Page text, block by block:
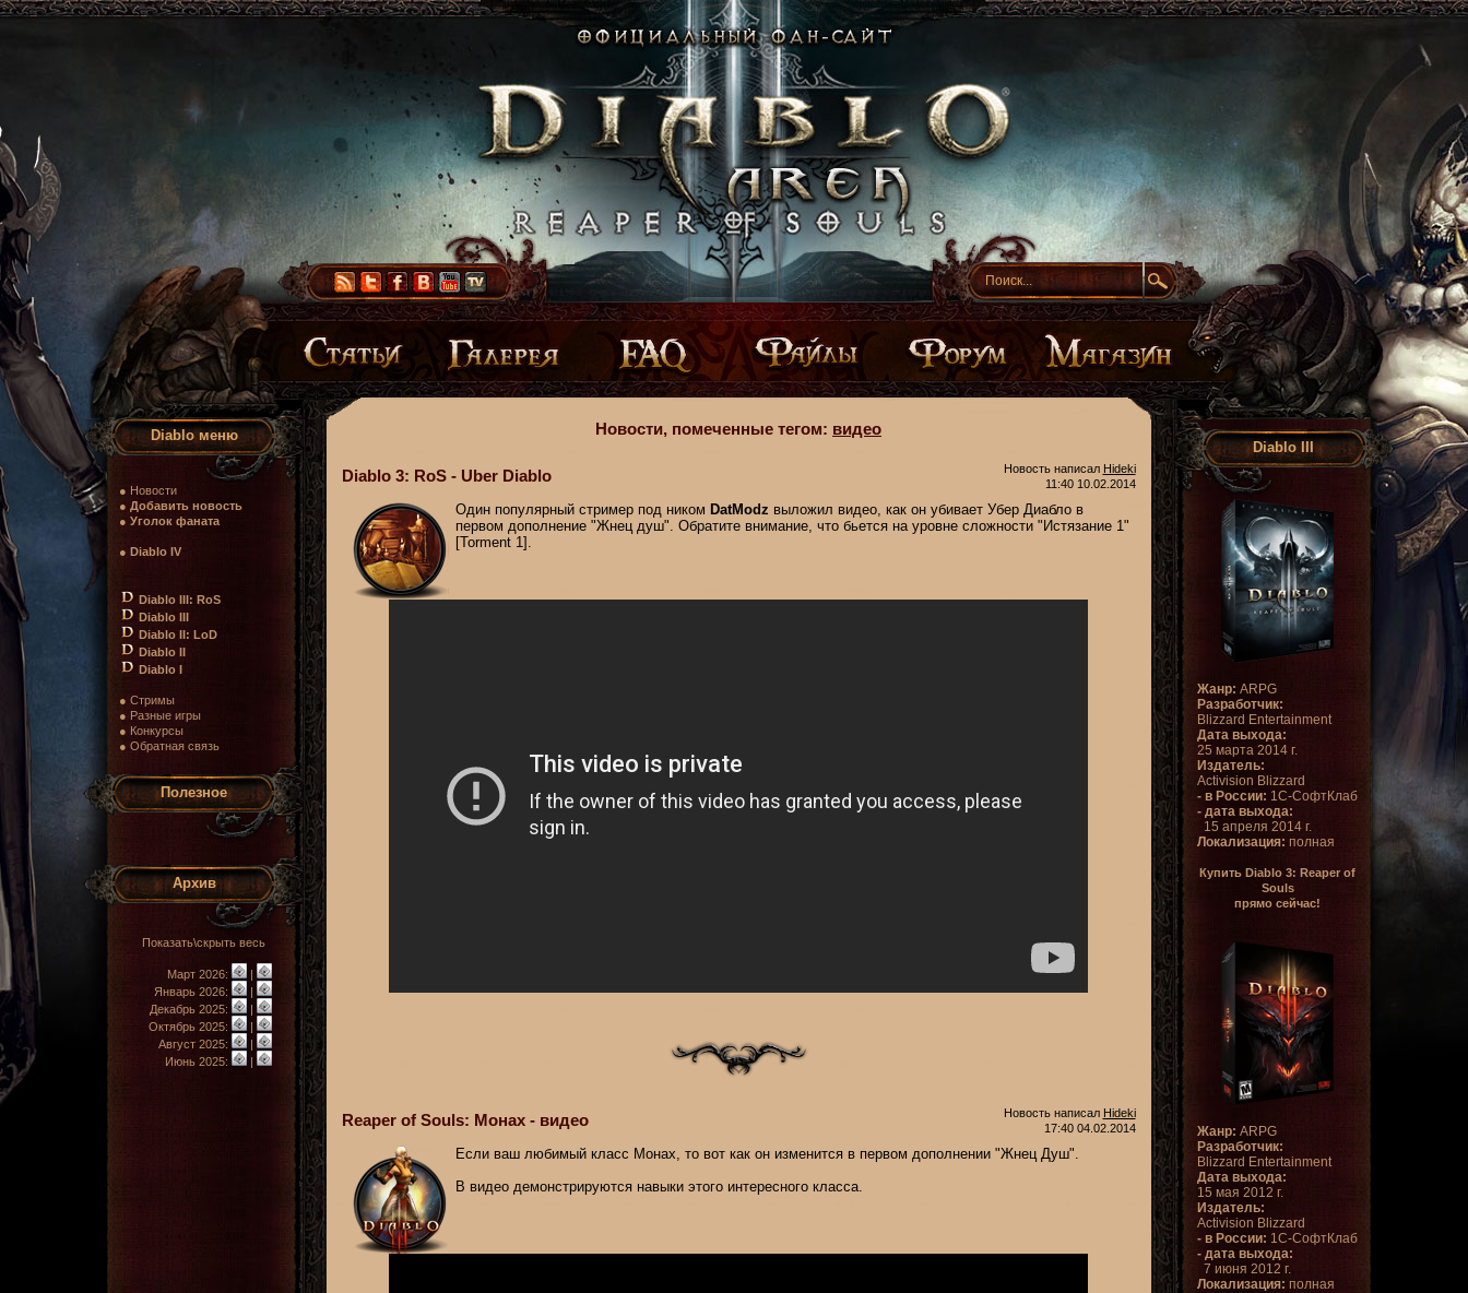
Diablo меню
● Новости
● Добавить новость
● Уголок фаната
● Diablo IV
Diablo III: RoS
Diablo III
Diablo II: LoD
Diablo II
Diablo I
● Стримы
● Разные игры
● Конкурсы
● Обратная связь
Полезное
Архив
Показать\скрыть весь
Март 2026:
|
Январь 2026:
|
Декабрь 2025:
|
Октябрь 2025:
|
Август 2025:
|
Июнь 2025:
|
Новости, помеченные тегом: видео
Diablo 3: RoS - Uber Diablo Новость написал Hideki
11:40 10.02.2014
Один популярный стример под ником DatModz выложил видео, как он убивает Убер Диабло в
первом дополнение "Жнец душ". Обратите внимание, что бьется на уровне сложности "Истязание 1"
[Torment 1].
Reaper of Souls: Монах - видео Новость написал Hideki
17:40 04.02.2014
Если ваш любимый класс Монах, то вот как он изменится в первом дополнении "Жнец Душ".
В видео демонстрируются навыки этого интересного класса.
Diablo III
Жанр: ARPG
Разработчик:
Blizzard Entertainment
Дата выхода:
25 марта 2014 г.
Издатель:
Activision Blizzard
- в России: 1С-СофтКлаб
- дата выхода:
15 апреля 2014 г.
Локализация: полная
Купить Diablo 3: Reaper of
Souls
прямо сейчас!
Жанр: ARPG
Разработчик:
Blizzard Entertainment
Дата выхода:
15 мая 2012 г.
Издатель:
Activision Blizzard
- в России: 1С-СофтКлаб
- дата выхода:
7 июня 2012 г.
Локализация: полная